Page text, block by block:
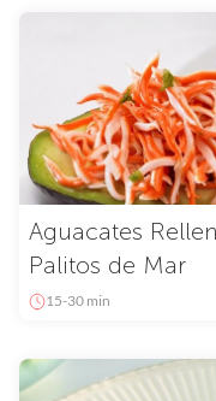
Aguacates
Palitos de Mar
15-30 min